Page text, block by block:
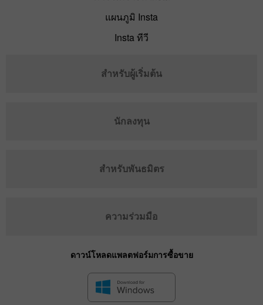
แผนภูมิ Insta
Insta ทีวี
สำหรับผู้เริ่มต้น
นักลงทุน
สำหรับพันธมิตร
ความร่วมมือ
ดาวน์โหลดแพลตฟอร์มการซื้อขาย